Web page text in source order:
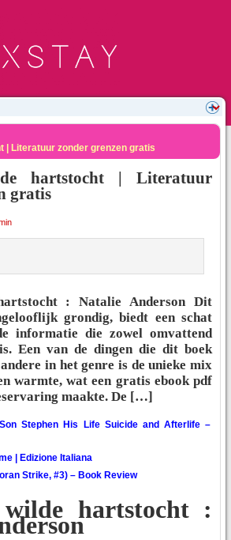
| Literatuur zonder grenzen gratis
hartstocht | Literatuur
gratis
: Natalie Anderson Dit
grondig, biedt een schat
informatie die zowel omvattend
Een van de dingen die dit boek
in het genre is de unieke mix
warmte, wat een gratis ebook pdf
maakte. De […]
Stephen His Life Suicide and Afterlife –
| Edizione Italiana
Strike, #3) – Book Review
hartstocht :